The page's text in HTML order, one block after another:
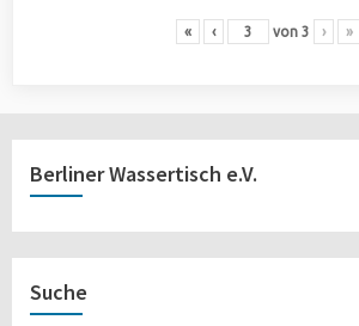
« ‹ von 3 › »
Berliner Wassertisch e.V.
Suche